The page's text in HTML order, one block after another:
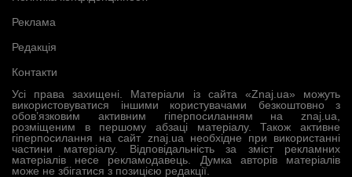
Усі права захищені. Матеріали із сайта «Znaj.ua» можуть
використовуватися іншими користувачами безкоштовно з
обов’язковим активним гіперпосиланням на znaj.ua,
розміщеним в першому абзаці матеріалу. Також активне
гіперпосилання на сайт znaj.ua необхідне при використанні
частини матеріалу. Відповідальність за зміст рекламних
матеріалів несе рекламодавець. Думка авторів матеріалів
може не збігатися з позицією редакції.
Реклама
Редакція
Контакти